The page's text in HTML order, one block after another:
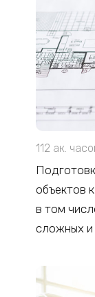
112 ак.
объектов
в том
сложных и